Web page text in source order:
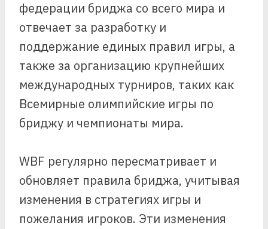
федерации бриджа со всего мира и
отвечает за разработку и
поддержание единых правил игры, а
также за организацию крупнейших
международных турниров, таких как
Всемирные олимпийские игры по
бриджу и чемпионаты мира.
WBF регулярно пересматривает и
обновляет правила бриджа, учитывая
изменения в стратегиях игры и
пожелания игроков. Эти изменения